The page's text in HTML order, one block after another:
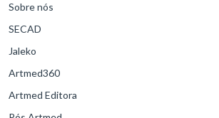
Sobre nós
SECAD
Jaleko
Artmed360
Artmed Editora